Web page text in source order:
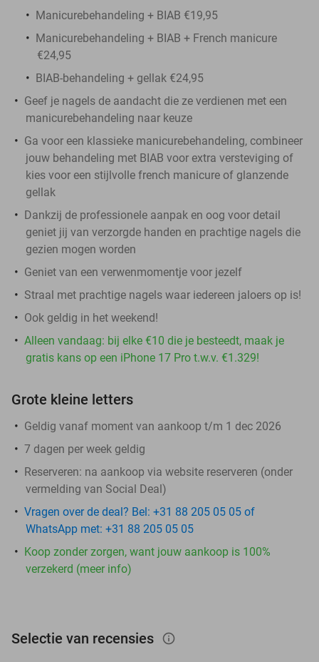
Manicurebehandeling + BIAB €19,95
Manicurebehandeling + BIAB + French manicure
€24,95
BIAB-behandeling + gellak €24,95
Geef je nagels de aandacht die ze verdienen met een
manicurebehandeling naar keuze
Ga voor een klassieke manicurebehandeling, combineer
jouw behandeling met BIAB voor extra versteviging of
kies voor een stijlvolle french manicure of glanzende
gellak
Dankzij de professionele aanpak en oog voor detail
geniet jij van verzorgde handen en prachtige nagels die
gezien mogen worden
Geniet van een verwenmomentje voor jezelf
Straal met prachtige nagels waar iedereen jaloers op is!
Ook geldig in het weekend!
Alleen vandaag: bij elke €10 die je besteedt, maak je
gratis kans op een iPhone 17 Pro t.w.v. €1.329!
Grote kleine letters
Geldig vanaf moment van aankoop t/m 1 dec 2026
7 dagen per week geldig
Reserveren: na aankoop via website reserveren (onder
vermelding van Social Deal)
Vragen over de deal? Bel: +31 88 205 05 05 of
WhatsApp met: +31 88 205 05 05
Koop zonder zorgen, want jouw aankoop is 100%
verzekerd (meer info)
Selectie van recensies info_outlined